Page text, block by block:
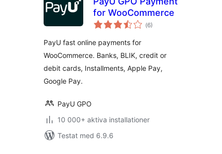
for WooCommerce
(Totalt
antal
6)
PayU fast online payments for
WooCommerce. Banks, BLIK, credit or
debit cards, Installments, Apple Pay,
Google Pay.
PayU GPO
10 000+ aktiva installationer
Testat med 6.9.6